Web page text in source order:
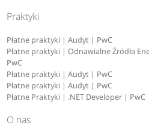
Praktyki
Płatne praktyki | Audyt | PwC
Płatne praktyki | Odnawialne Źródła
PwC
Płatne praktyki | Audyt | PwC
Płatne praktyki | Audyt | PwC
Płatne Praktyki | .NET Developer | PwC
O nas